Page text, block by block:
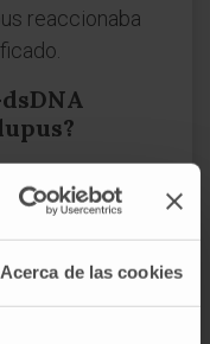
Acerca de las cookies
reaccionaba
pero ningún
sí solo la
Los criterios
2019 asignan